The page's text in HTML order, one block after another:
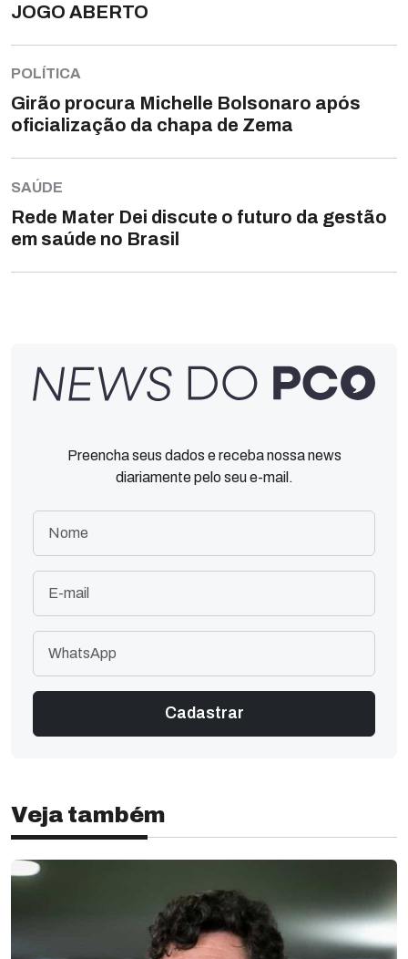
JOGO ABERTO
POLÍTICA
Girão procura Michelle Bolsonaro após
oficialização da chapa de Zema
SAÚDE
Rede Mater Dei discute o futuro da gestão
em saúde no Brasil
Preencha seus dados e receba nossa news
diariamente pelo seu e-mail.
Veja também